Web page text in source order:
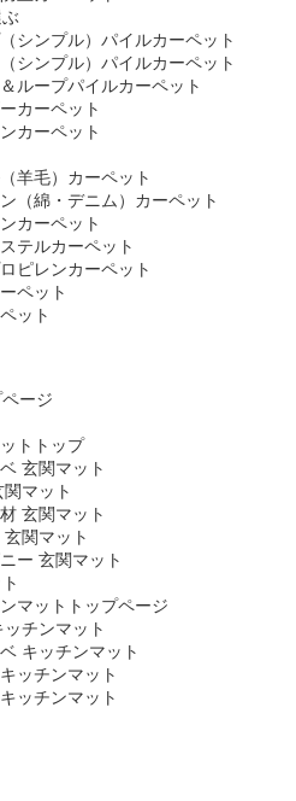
シンプル）パイルカーペット
シンプル）パイルカーペット
ループパイルカーペット
カーペット
カーペット
羊毛）カーペット
（綿・デニム）カーペット
カーペット
テルカーペット
ピレンカーペット
ペット
ット
ージ
トトップ
玄関マット
マット
玄関マット
関マット
ー 玄関マット
マットトップページ
チンマット
キッチンマット
ッチンマット
ッチンマット